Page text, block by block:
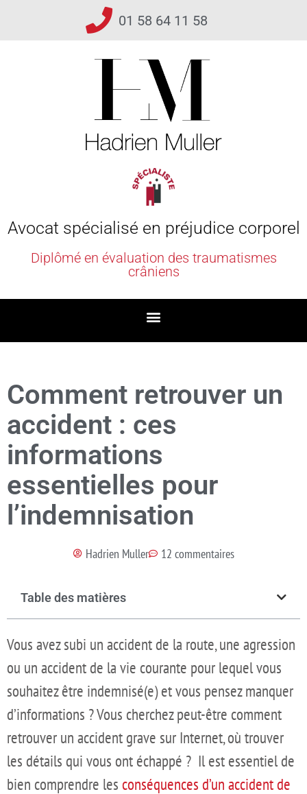
01 58 64 11 58
Avocat spécialisé en préjudice corporel
Diplômé en évaluation des traumatismes
crâniens
Comment retrouver un
accident : ces
informations
essentielles pour
l’indemnisation
Hadrien Muller 12 commentaires
Table des matières
Vous avez subi un accident de la route, une agression
ou un accident de la vie courante pour lequel vous
souhaitez être indemnisé(e) et vous pensez manquer
d’informations ? Vous cherchez peut-être comment
retrouver un accident grave sur Internet, où trouver
les détails qui vous ont échappé ? Il est essentiel de
bien comprendre les conséquences d’un accident de